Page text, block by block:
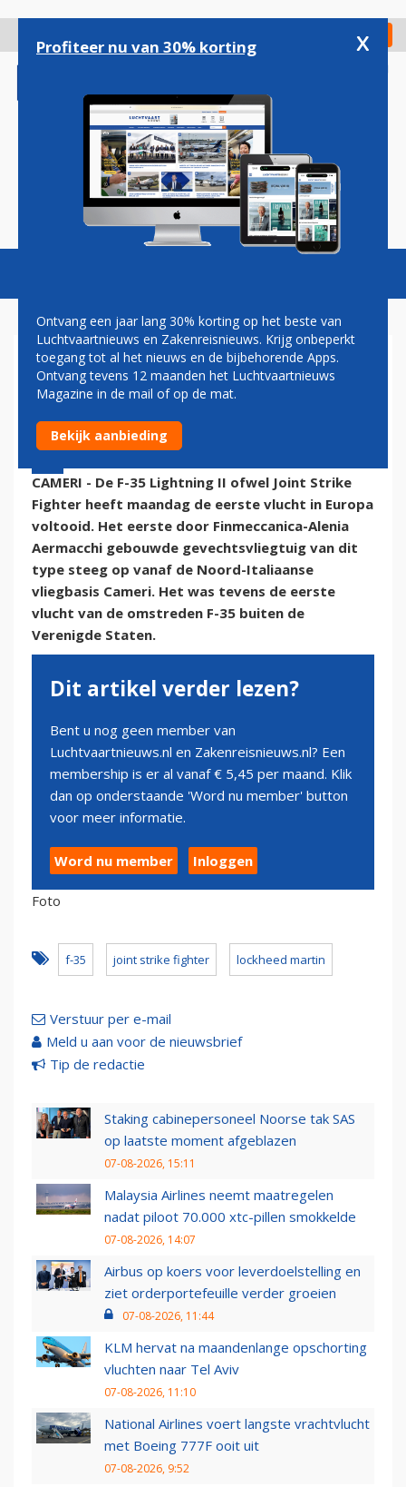
gaan
Check in
Magazine Podcasts Vacatures
SUCCESVOLLE EERSTE
VLUCHT F-35 IN EUROPA
8 september 2015 - 16:35 | Door:
CAMERI - De F-35 Lightning II ofwel Joint Strike
Fighter heeft maandag de eerste vlucht in Europa
voltooid. Het eerste door Finmeccanica-Alenia
Aermacchi gebouwde gevechtsvliegtuig van dit
type steeg op vanaf de Noord-Italiaanse
vliegbasis Cameri. Het was tevens de eerste
vlucht van de omstreden F-35 buiten de
Verenigde Staten.
Dit artikel verder lezen?
Bent u nog geen member van
Luchtvaartnieuws.nl en Zakenreisnieuws.nl? Een
membership is er al vanaf € 5,45 per maand. Klik
dan op onderstaande 'Word nu member' button
voor meer informatie.
Word nu member Inloggen
Foto
f-35 joint strike fighter lockheed martin
Verstuur per e-mail
Meld u aan voor de nieuwsbrief
Tip de redactie
Staking cabinepersoneel Noorse tak SAS
op laatste moment afgeblazen
07-08-2026, 15:11
Malaysia Airlines neemt maatregelen
nadat piloot 70.000 xtc-pillen smokkelde
07-08-2026, 14:07
Airbus op koers voor leverdoelstelling en
ziet orderportefeuille verder groeien
07-08-2026, 11:44
KLM hervat na maandenlange opschorting
vluchten naar Tel Aviv
07-08-2026, 11:10
National Airlines voert langste vrachtvlucht
met Boeing 777F ooit uit
07-08-2026, 9:52
Profiteer nu van 30% korting x
Ontvang een jaar lang 30% korting op het beste van
Luchtvaartnieuws en Zakenreisnieuws. Krijg onbeperkt
toegang tot al het nieuws en de bijbehorende Apps.
Ontvang tevens 12 maanden het Luchtvaartnieuws
Magazine in de mail of op de mat.
Bekijk aanbieding